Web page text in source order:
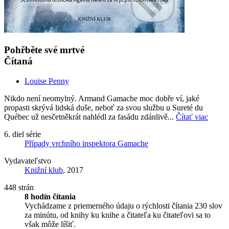
Pohřběte své mrtvé
Čítaná
Louise Penny
Nikdo není neomylný. Armand Gamache moc dobře ví, jaké
propasti skrývá lidská duše, neboť za svou službu u Sureté du
Québec už nesčetněkrát nahlédl za fasádu zdánlivě... Čítať viac
6. diel série
Případy vrchního inspektora Gamache
Vydavateľstvo
Knižní klub, 2017
448 strán
8 hodín čítania
Vychádzame z priemerného údaju o rýchlosti čítania 230 slov
za minútu, od knihy ku knihe a čitateľa ku čitateľovi sa to
však môže líšiť.